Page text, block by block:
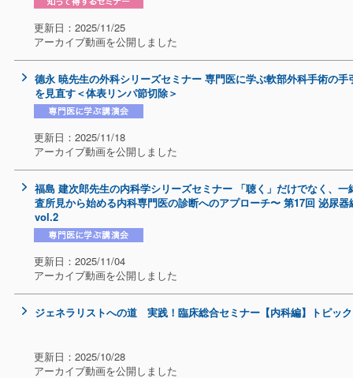
更新日：2025/11/25
アーカイブ動画を公開しました
德永 暁先生の外科シリーズセミナー 専門医に学ぶ軟部外科手術の
を見直す＜体表リンパ節切除＞
更新日：2025/11/18
アーカイブ動画を公開しました
福島 建次郎先生の内科学シリーズセミナー 「聴く」だけでなく、
査所見から始める内科専門医の診断へのアプローチ〜 第17回 泌尿
vol.2
更新日：2025/11/04
アーカイブ動画を公開しました
ジェネラリストへの道 実践！臨床総合セミナー【内科編】トピッ
更新日：2025/10/28
アーカイブ動画を公開しました